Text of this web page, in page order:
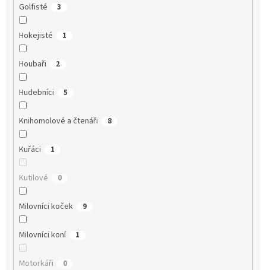
Golfisté 3
Hokejisté 1
Houbaři 2
Hudebníci 5
Knihomolové a čtenáři 8
Kuřáci 1
Kutilové 0
Milovníci koček 9
Milovníci koní 1
Motorkáři 0